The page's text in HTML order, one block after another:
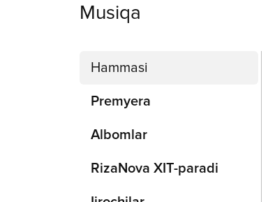
Musiqa
Hammasi
Premyera
Albomlar
RizaNova XIT-paradi